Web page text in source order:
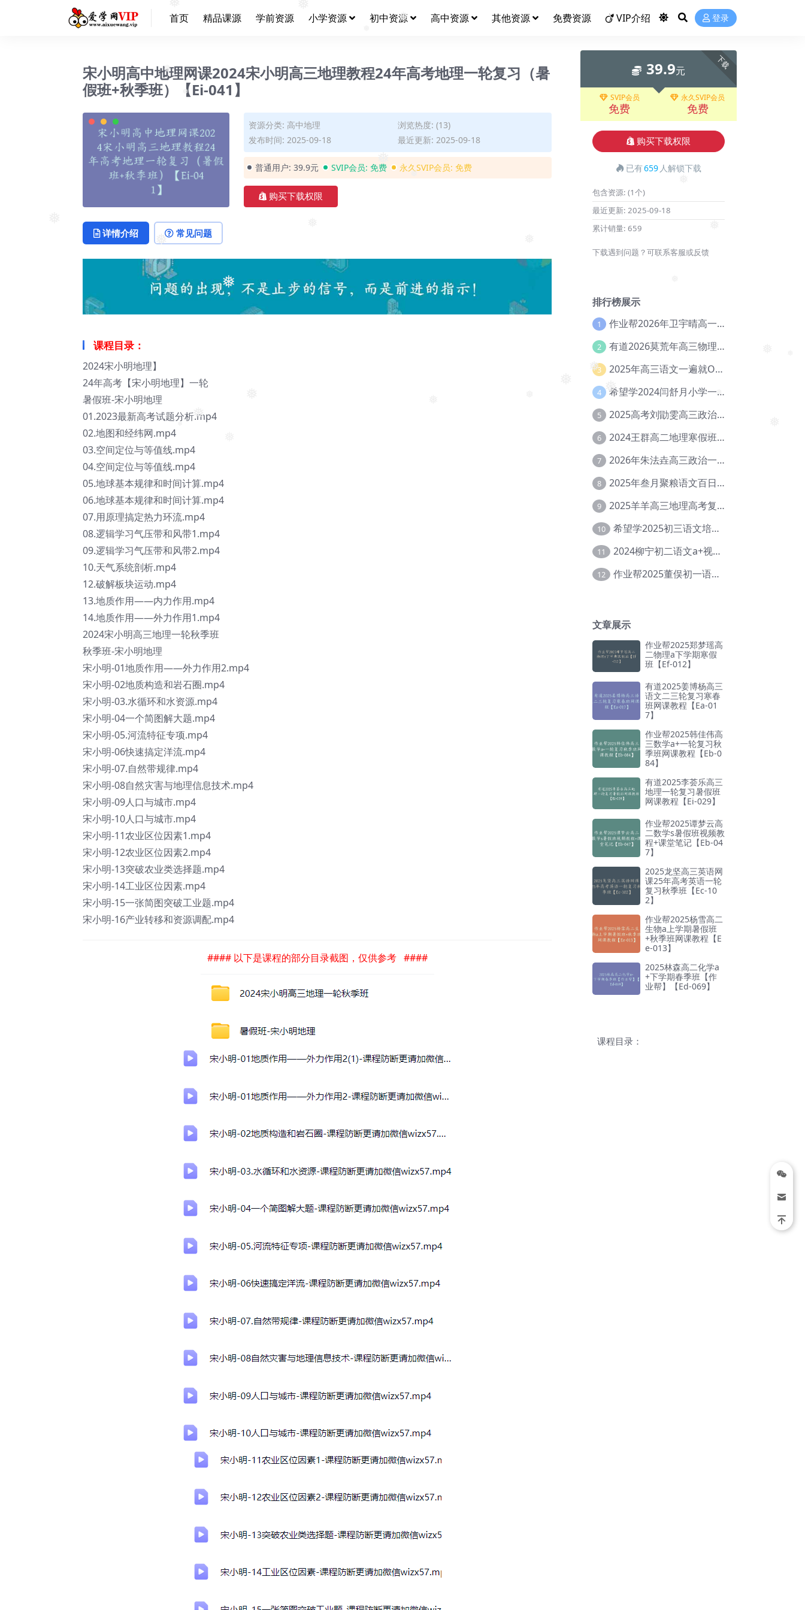
❅
❅
❅
❅
❅
❅
❅
❅
首页 精品课源 学前资源 小学资源 初中资源 高中资源 其他资源 免费资源 VIP介绍 登录
宋小明高中地理网课2024宋小明高三地理教程24年高考地理一轮复习（暑
假班+秋季班）【Ei-041】
资源分类: 高中地理
浏览热度: (13)
发布时间: 2025-09-18
最近更新: 2025-09-18
普通用户: 39.9元 SVIP会员: 免费 永久SVIP会员: 免费
购买下载权限
详情介绍 常见问题
课程目录：
2024宋小明地理】
24年高考【宋小明地理】一轮
暑假班-宋小明地理
01.2023最新高考试题分析.mp4
02.地图和经纬网.mp4
03.空间定位与等值线.mp4
04.空间定位与等值线.mp4
05.地球基本规律和时间计算.mp4
06.地球基本规律和时间计算.mp4
07.用原理搞定热力环流.mp4
08.逻辑学习气压带和风带1.mp4
09.逻辑学习气压带和风带2.mp4
10.天气系统剖析.mp4
12.破解板块运动.mp4
13.地质作用——内力作用.mp4
14.地质作用——外力作用1.mp4
2024宋小明高三地理一轮秋季班
秋季班-宋小明地理
宋小明-01地质作用——外力作用2.mp4
宋小明-02地质构造和岩石圈.mp4
宋小明-03.水循环和水资源.mp4
宋小明-04一个简图解大题.mp4
宋小明-05.河流特征专项.mp4
宋小明-06快速搞定洋流.mp4
宋小明-07.自然带规律.mp4
宋小明-08自然灾害与地理信息技术.mp4
宋小明-09人口与城市.mp4
宋小明-10人口与城市.mp4
宋小明-11农业区位因素1.mp4
宋小明-12农业区位因素2.mp4
宋小明-13突破农业类选择题.mp4
宋小明-14工业区位因素.mp4
宋小明-15一张简图突破工业题.mp4
宋小明-16产业转移和资源调配.mp4
#### 以下是课程的部分目录截图，仅供参考 ####
下载
39.9元
SVIP会员
免费
永久SVIP会员
免费
购买下载权限
已有659 人解锁下载
包含资源: (1个)
最近更新: 2025-09-18
累计销量: 659
下载遇到问题？可联系客服或反馈
排行榜展示
1 作业帮2026年卫宇晴高一英语s上学期暑假班【冲顶班】【Ec-003】
2 有道2026莫荒年高三物理一轮复习暑假班网课教程【Ef-044】
3 2025年高三语文一遍就OK高中语文体系课【Ea-028】
4 希望学2024闫舒月小学一年级英语视频教程+讲义【Cc-004】
5 2025高考刘勖雯高三政治三轮复习网课教程【Eh-061】
6 2024王群高二地理寒假班教程【Ei-075】
7 2026年朱法垚高三政治一轮复习暑假班【Eh-041】
8 2025年叁月聚粮语文百日冲刺｜荡平玄学诅咒【Ea-001】
9 2025羊羊高三地理高考复习视频教程+讲义【Ei-051】
10 希望学2025初三语文培训班秋上A+班（秋上·全国版·A+）【Da-031】
11 2024柳宁初二语文a+视频教程+课堂笔记+讲义（暑假班+秋季班）【Da-003】
12 作业帮2025董俣初一语文培训班秋上A+班【Da-038】
文章展示
作业帮2025郑梦瑶高
二物理a下学期寒假
班【Ef-012】
有道2025姜博杨高三
语文二三轮复习寒春
班网课教程【Ea-01
7】
作业帮2025韩佳伟高
三数学a+一轮复习秋
季班网课教程【Eb-0
84】
有道2025李荟乐高三
地理一轮复习暑假班
网课教程【Ei-029】
作业帮2025谭梦云高
二数学s暑假班视频教
程+课堂笔记【Eb-04
7】
2025龙坚高三英语网
课25年高考英语一轮
复习秋季班【Ec-10
2】
作业帮2025杨雪高二
生物a上学期暑假班
+秋季班网课教程【E
e-013】
2025林森高二化学a
+下学期春季班【作
业帮】【Ed-069】
课程目录：